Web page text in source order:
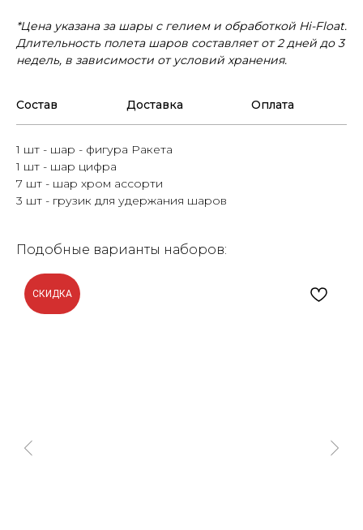
*Цена указана за шары с гелием и обработкой Hi-Float.
Длительность полета шаров составляет от 2 дней до 3
недель, в зависимости от условий хранения.
Состав Доставка Оплата
1 шт - шар - фигура Ракета
1 шт - шар цифра
7 шт - шар хром ассорти
3 шт - грузик для удержания шаров
Подобные варианты наборов:
СКИДКА